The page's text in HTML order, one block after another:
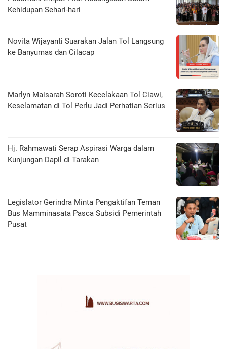
Kehidupan Sehari-hari
Novita Wijayanti Suarakan Jalan Tol Langsung
ke Banyumas dan Cilacap
Marlyn Maisarah Soroti Kecelakaan Tol Ciawi,
Keselamatan di Tol Perlu Jadi Perhatian Serius
Hj. Rahmawati Serap Aspirasi Warga dalam
Kunjungan Dapil di Tarakan
Legislator Gerindra Minta Pengaktifan Teman
Bus Mamminasata Pasca Subsidi Pemerintah
Pusat